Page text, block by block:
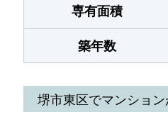
専有面積
築年数
堺市東区でマンショ